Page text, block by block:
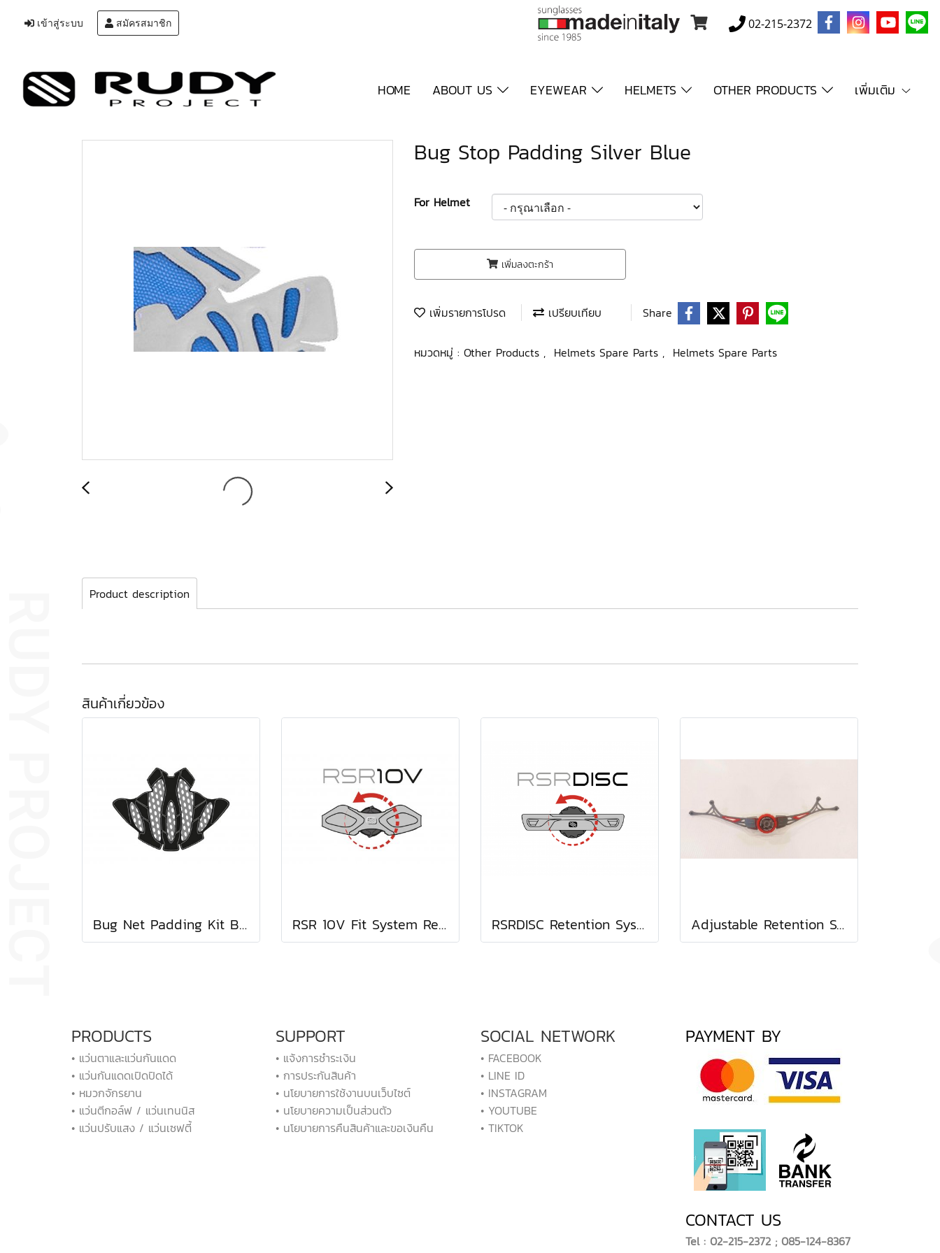
เข้าสู่ระบบ สมัครสมาชิก 02-215-2372
HOME ABOUT US EYEWEAR HELMETS OTHER PRODUCTS เพิ่มเติม
Bug Stop Padding Silver Blue
For Helmet
เพิ่มลงตะกร้า
เพิ่มรายการโปรด เปรียบเทียบ Share
หมวดหมู่ : Other Products , Helmets Spare Parts , Helmets Spare Parts
Product description
สินค้าเกี่ยวข้อง
Bug Net Padding Kit Black/Chrome RSR 10V Fit System Retention Black/Grey RSRDISC Retention System Black Adjustable Retention System (Grey)
PRODUCTS
• แว่นตาและแว่นกันแดด
• แว่นกันแดดเปิดปิดได้
• หมวกจักรยาน
• แว่นตีกอล์ฟ / แว่นเทนนิส
• แว่นปรับแสง / แว่นเซฟตี้
SUPPORT
• แจ้งการชำระเงิน
• การประกันสินค้า
• นโยบายการใช้งานบนเว็บไซต์
• นโยบายความเป็นส่วนตัว
• นโยบายการคืนสินค้าและขอเงินคืน
SOCIAL NETWORK
• FACEBOOK
• LINE ID
• INSTAGRAM
• YOUTUBE
• TIKTOK
PAYMENT BY
CONTACT US
Tel : 02-215-2372 ; 085-124-8367